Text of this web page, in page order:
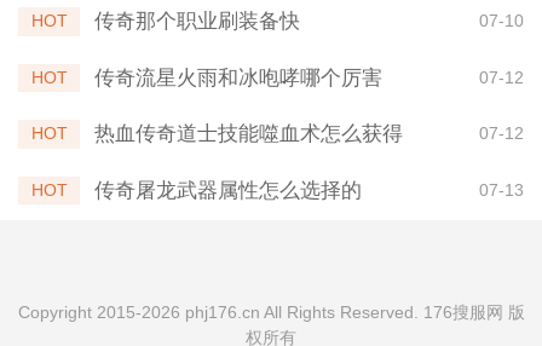
HOT 传奇那个职业刷装备快 07-10
HOT 传奇流星火雨和冰咆哮哪个厉害 07-12
HOT 热血传奇道士技能噬血术怎么获得 07-12
HOT 传奇屠龙武器属性怎么选择的 07-13
Copyright 2015-2026 phj176.cn All Rights Reserved. 176搜服网 版
权所有